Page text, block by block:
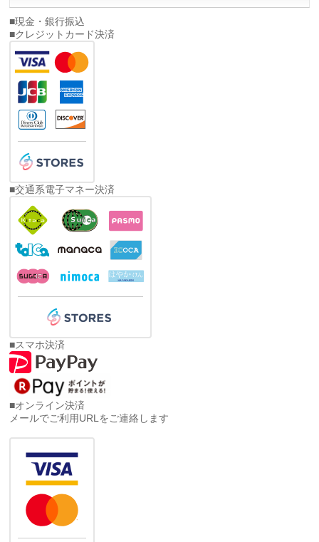
■現金・銀行振込
■クレジットカード決済
■交通系電子マネー決済
■スマホ決済
■オンライン決済
メールでご利用URLをご連絡します